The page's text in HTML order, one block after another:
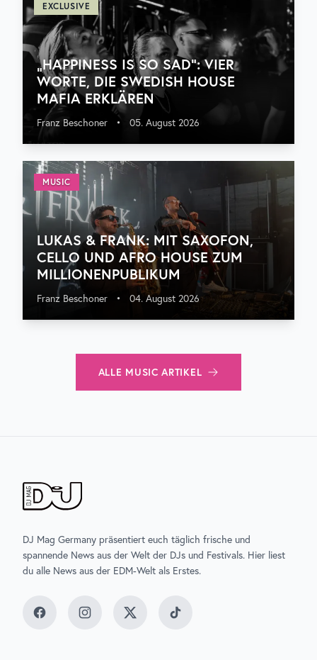
EXCLUSIVE
„HAPPINESS IS SO SAD“: VIER
WORTE, DIE SWEDISH HOUSE
MAFIA ERKLÄREN
Franz Beschoner • 05. August 2026
MUSIC
LUKAS & FRANK: MIT SAXOFON,
CELLO UND AFRO HOUSE ZUM
MILLIONENPUBLIKUM
Franz Beschoner • 04. August 2026
ALLE MUSIC ARTIKEL
DJ Mag Germany präsentiert euch täglich frische und
spannende News aus der Welt der DJs und Festivals. Hier liest
du alle News aus der EDM-Welt als Erstes.
FacebookInstagramTwitter TikTok